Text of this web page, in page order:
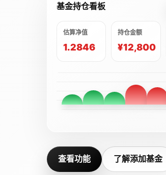
基金持仓看板
估算净值
1.2846
持仓金额
¥12,800
查看功能 了解添加基金